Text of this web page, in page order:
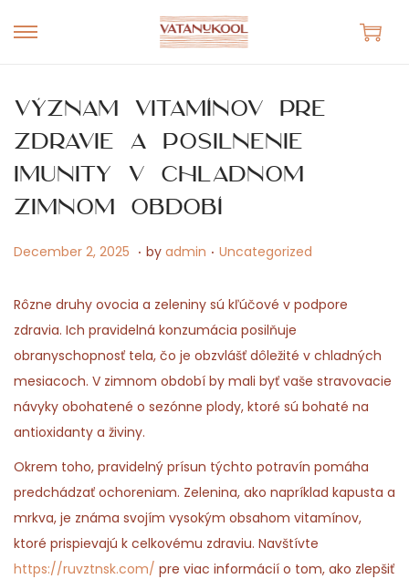
S
p
t
n
v
g
a
t
i
o
S
p
t
c
n
e
n
t
Význam vitamínov pre
zdravie a posilnenie
imunity v chladnom
zimnom období
P
s
t
e
d
o
n
December 2, 2025 M
y
1
5
,
2
0
. by admin . P
s
t
e
d
i
Uncategorized
Rôzne druhy ovocia a zeleniny sú kľúčové v podpore
zdravia. Ich pravidelná konzumácia posilňuje
obranyschopnosť tela, čo je obzvlášť dôležité v chladných
mesiacoch. V zimnom období by mali byť vaše stravovacie
návyky obohatené o sezónne plody, ktoré sú bohaté na
antioxidanty a živiny.
Okrem toho, pravidelný prísun týchto potravín pomáha
predchádzať ochoreniam. Zelenina, ako napríklad kapusta a
mrkva, je známa svojím vysokým obsahom vitamínov,
ktoré prispievajú k celkovému zdraviu. Navštívte
https://ruvztnsk.com/ pre viac informácií o tom, ako zlepšiť